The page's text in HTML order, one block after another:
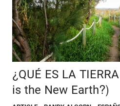
¿QUÉ ES LA
is the New Earth?)